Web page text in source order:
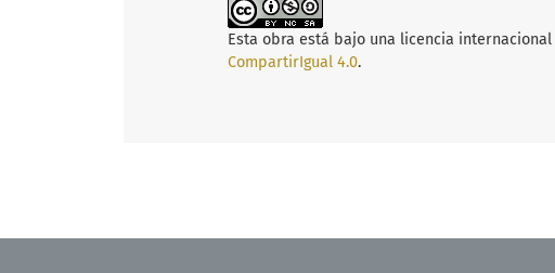
Esta obra está bajo una licencia internacional
CompartirIgual 4.0.